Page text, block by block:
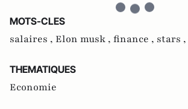
MOTS-CLES
salaires , Elon musk , finance , stars ,
THEMATIQUES
Economie